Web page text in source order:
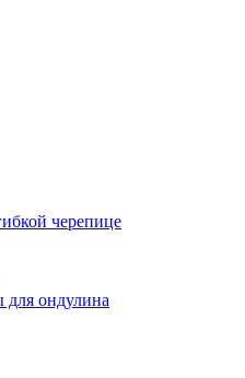
черепице
ондулина